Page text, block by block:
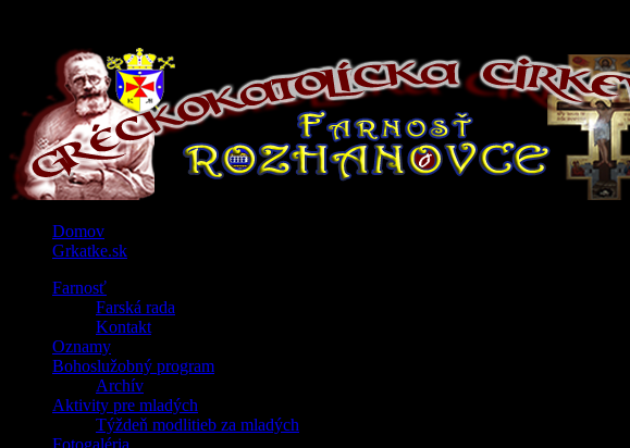
Domov
Grkatke.sk
Farnosť
Farská rada
Kontakt
Oznamy
Bohoslužobný program
Archív
Aktivity pre mladých
Týždeň modlitieb za mladých
Fotogaléria